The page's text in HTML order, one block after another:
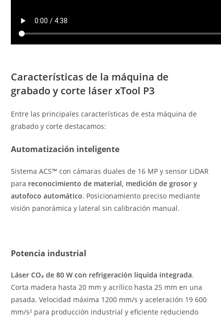
Características de la máquina de
grabado y corte láser xTool P3
Entre las principales características de esta máquina de
grabado y corte destacamos:
Automatización inteligente
Sistema ACS™ con cámaras duales de 16 MP y sensor LiDAR
para reconocimiento de material, medición de grosor y
autofoco automático. Posicionamiento preciso mediante
visión panorámica y lateral sin calibración manual.
Potencia industrial
Láser CO₂ de 80 W con refrigeración líquida integrada.
Corta madera hasta 20 mm y acrílico hasta 25 mm en una
pasada. Velocidad máxima 1200 mm/s y aceleración 19 600
mm/s² para producción industrial y eficiente reduciendo